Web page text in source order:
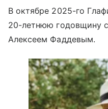
В октябре 2025-го
20-летнюю годовщину
Алексеем Фаддевым.